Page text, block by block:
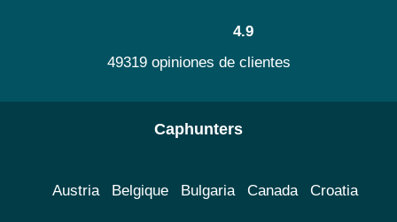
4.9
49319 opiniones de clientes
Caphunters
Austria Belgique Bulgaria Canada Croatia